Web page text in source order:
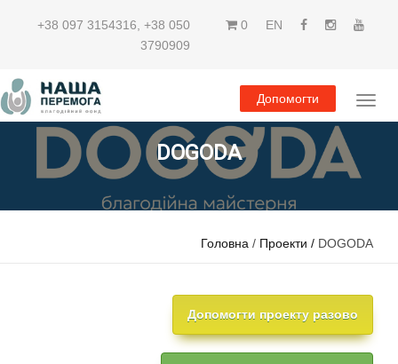
+38 097 3154316 +38 050
3790909
0 EN
Допомогти
DOGODA
Головна / Проекти / DOGODA